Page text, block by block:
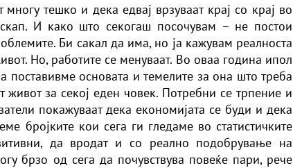
тешко и дека едвај врзуваат крај со крај во
И како што секогаш посочувам – не постои
Би сакал да има, но ја кажувам реалноста
Но, работите се менуваат. Во оваа година ипол
поставивме основата и темелите за она што треба
за секој еден човек. Потребни се трпение и
покажуваат дека економијата се буди и дека
бројките кои сега ги гледаме во статистичките
да вродат и со реално подобрување на
брзо од сега да почувствува повеќе пари, рече